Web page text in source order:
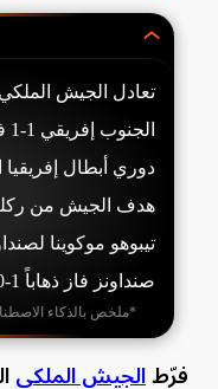
تعادل الجيش
دوري أبطال
تيبوهو موكوينا
صنداونز فاز ذهاباً 1-0.
*ملخص بالذكاء
فرّطالجيش الملكي